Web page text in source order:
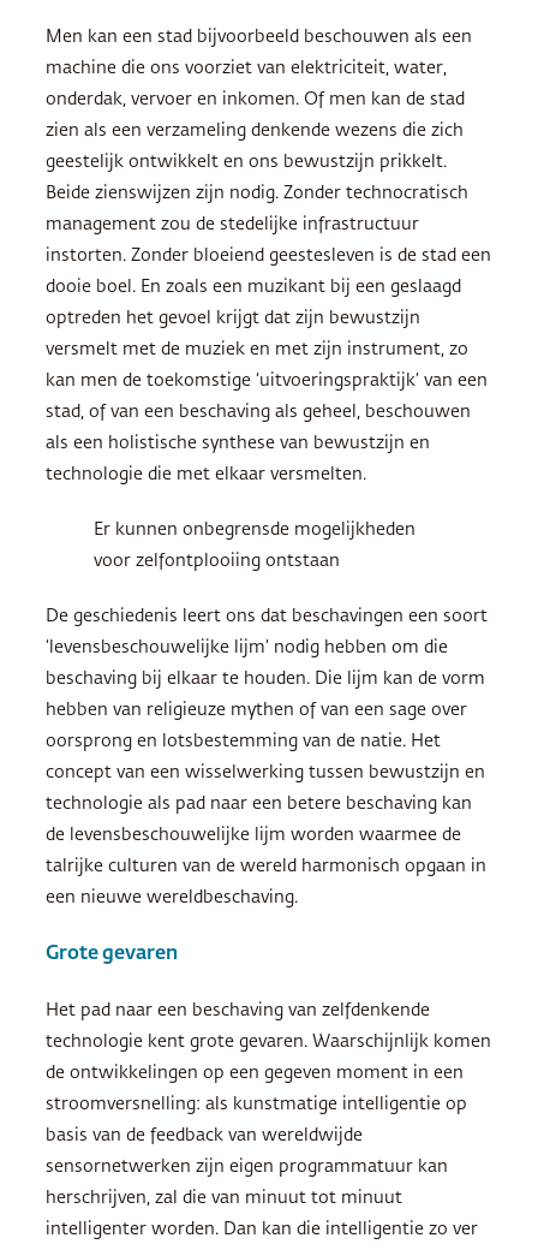
Men kan een stad bijvoorbeeld beschouwen als een
machine die ons voorziet van elektriciteit, water,
onderdak, vervoer en inkomen. Of men kan de stad
zien als een verzameling denkende wezens die zich
geestelijk ontwikkelt en ons bewustzijn prikkelt.
Beide zienswijzen zijn nodig. Zonder technocratisch
management zou de stedelijke infrastructuur
instorten. Zonder bloeiend geestesleven is de stad een
dooie boel. En zoals een muzikant bij een geslaagd
optreden het gevoel krijgt dat zijn bewustzijn
versmelt met de muziek en met zijn instrument, zo
kan men de toekomstige ‘uitvoeringspraktijk’ van een
stad, of van een beschaving als geheel, beschouwen
als een holistische synthese van bewustzijn en
technologie die met elkaar versmelten.
Er kunnen onbegrensde mogelijkheden
voor zelfontplooiing ontstaan
De geschiedenis leert ons dat beschavingen een soort
‘levensbeschouwelijke lijm’ nodig hebben om die
beschaving bij elkaar te houden. Die lijm kan de vorm
hebben van religieuze mythen of van een sage over
oorsprong en lotsbestemming van de natie. Het
concept van een wisselwerking tussen bewustzijn en
technologie als pad naar een betere beschaving kan
de levensbeschouwelijke lijm worden waarmee de
talrijke culturen van de wereld harmonisch opgaan in
een nieuwe wereldbeschaving.
Grote gevaren
Het pad naar een beschaving van zelfdenkende
technologie kent grote gevaren. Waarschijnlijk komen
de ontwikkelingen op een gegeven moment in een
stroomversnelling: als kunstmatige intelligentie op
basis van de feedback van wereldwijde
sensornetwerken zijn eigen programmatuur kan
herschrijven, zal die van minuut tot minuut
intelligenter worden. Dan kan die intelligentie zo ver